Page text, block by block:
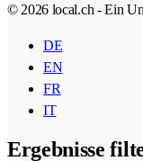
© 2026 local.ch - Ein
DE
EN
FR
IT
Ergebnisse